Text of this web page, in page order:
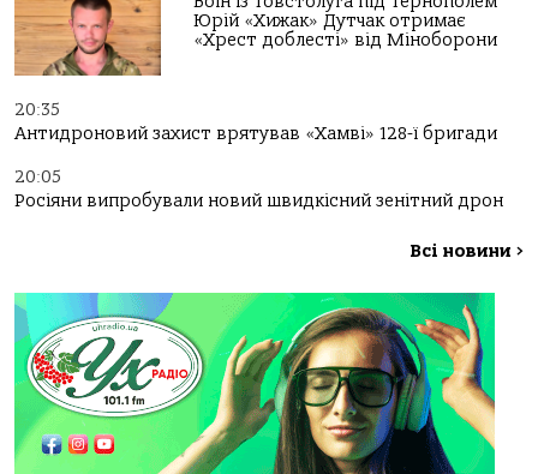
Юрій «Хижак» Дутчак отримає
«Хрест доблесті» від Міноборони
20:35
Антидроновий захист врятував «Хамві» 128-ї бригади
20:05
Росіяни випробували новий швидкісний зенітний дрон
Всі новини >